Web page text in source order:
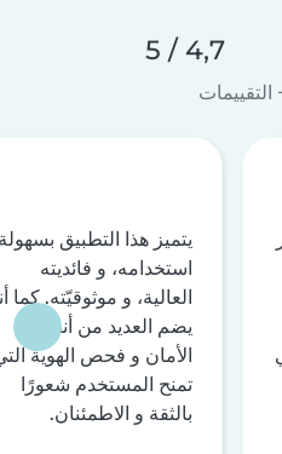
4,7 / 5
يتميز هذا التطبيق
استخدامه، و فائديته
العالية، و موثوقيّته. كما
يضم العديد من أنظمة
الأمان و فحص الهوية
تمنح المستخدم شعورًا
بالثقة و الاطمئنان.